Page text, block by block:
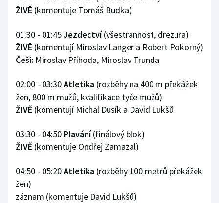
ŽIVĚ (komentuje Tomáš Budka)
01:30 - 01:45Jezdectví(všestrannost, drezura)
ŽIVĚ (komentují Miroslav Langer a Robert Pokorný)
Češi: Miroslav Příhoda, Miroslav Trunda
02:00 - 03:30Atletika (rozběhy na 400 m překážek
žen, 800 m mužů, kvalifikace tyče mužů)
ŽIVĚ (komentují Michal Dusík a David Lukšů
03:30 - 04:50 Plavání(finálový blok)
ŽIVĚ (komentuje Ondřej Zamazal)
04:50 - 05:20Atletika (rozběhy 100 metrů překážek
žen)
záznam (komentuje David Lukšů)